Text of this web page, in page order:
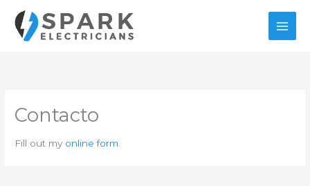
contenido
Contacto
Fill out my online form.